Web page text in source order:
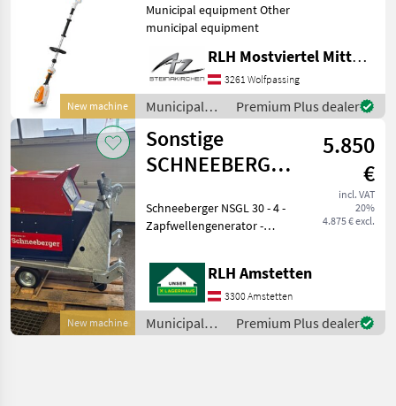
New machine
Municipal equipment Other
municipal equipment
RLH Mostviertel Mitte - Standort Steinakirchen
3261 Wolfpassing
Municipal
equipment /
Stihl
Premium Plus dealer
New machine
Sonstige
SCHNEEBERGER
ZAPFWELLENGENERATOR
NSGL 30
5.850
€
incl. VAT
20%
4.875 € excl.
Schneeberger NSGL 30 - 4 -
Zapfwellengenerator -
Umschalter - 4 poliger
Synchrongenerator mit
1500 U/min und
elektronischer AVR
Spannungsregler +-
RLH Amstetten
3300 Amstetten
Municipal
equipment /
Premium Plus dealer